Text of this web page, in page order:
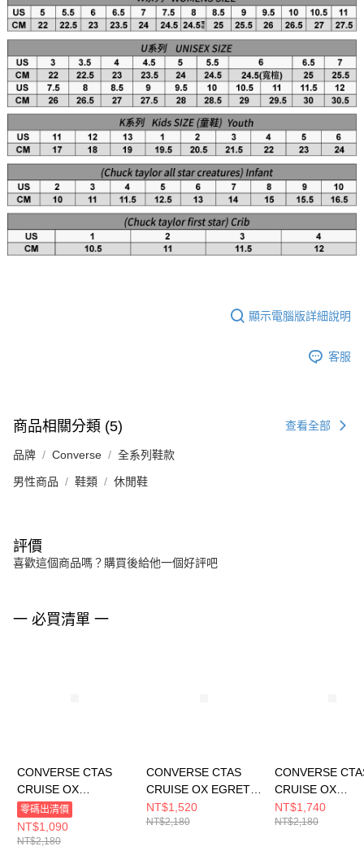
顯示電腦版詳細說明
客服
商品相關分類 (5) 查看全部
品牌 Converse 全系列鞋款
男性商品 鞋類 休閒鞋
評價
喜歡這個商品嗎？購買後給他一個好評吧
一 必買清單 一
CONVERSE CTAS
CRUISE OX
HERBY/EGRET/WHIT
E 男女 休閒鞋
A09842C
零碼出清價
NT$1,090
NT$2,180
CONVERSE CTAS
CRUISE OX EGRET
男女 休閒鞋 A08788C
NT$1,520
NT$2,180
CONVERSE
CRUISE OX
BLACK/EGRET/
K 男女 休閒鞋
NT$1,740
NT$2,180